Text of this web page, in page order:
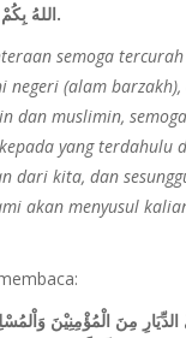
اللهُ بِكُمْ لَلاَحِقُوْنَ.
semoga
negeri (alam
dan muslimin,
yang terdahulu
dari kita, dan
akan menyusul
مِنَ الْمُؤْمِنِيْنَ